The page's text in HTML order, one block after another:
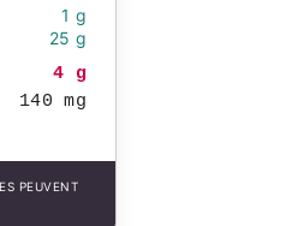
1 g
25 g
4 g
140 mg
PEUVENT